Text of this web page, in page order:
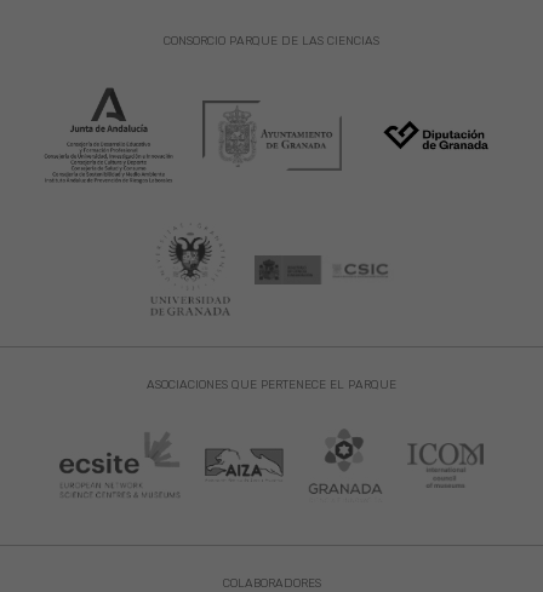
ASOCIACIONES QUE PERTENECE EL PARQUE
CONSORCIO PARQUE DE LAS CIENCIAS
COLABORADORES